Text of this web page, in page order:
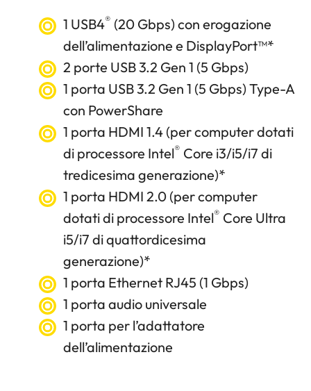
1 USB4® (20 Gbps) con erogazione
dell’alimentazione e DisplayPort™*
2 porte USB 3.2 Gen 1 (5 Gbps)
1 porta USB 3.2 Gen 1 (5 Gbps) Type-A
con PowerShare
1 porta HDMI 1.4 (per computer dotati
di processore Intel® Core i3/i5/i7 di
tredicesima generazione)*
1 porta HDMI 2.0 (per computer
dotati di processore Intel® Core Ultra
i5/i7 di quattordicesima
generazione)*
1 porta Ethernet RJ45 (1 Gbps)
1 porta audio universale
1 porta per l’adattatore
dell’alimentazione